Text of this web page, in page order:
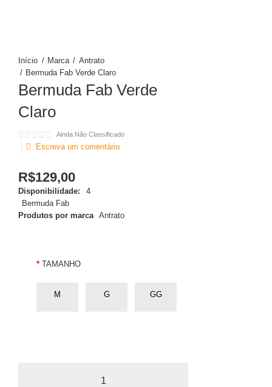
Marca
Antrato
Bermuda Fab Verde Claro
Bermuda Fab Verde
Claro
Ainda Não Classificado
Escreva um comentário
R$129,00
Disponibilidade:
4
Bermuda Fab
Produtos por marca Antrato
TAMANHO
M G GG